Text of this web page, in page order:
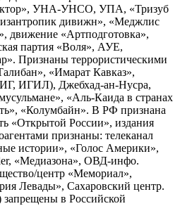
УНА-УНСО, УПА, «Тризуб
дивижн», «Меджлис
движение «Артподготовка»,
партия «Воля», АУЕ,
Признаны террористическими
«Имарат Кавказ»,
ИГИЛ), Джебхад-ан-Нусра,
«Аль-Каида в странах
«Колумбайн». В РФ признана
«Открытой России», издания
признаны: телеканал
истории», «Голос Америки»,
«Медиазона», ОВД-инфо.
центр «Мемориал»,
Левады», Сахаровский центр.
запрещены в Российской